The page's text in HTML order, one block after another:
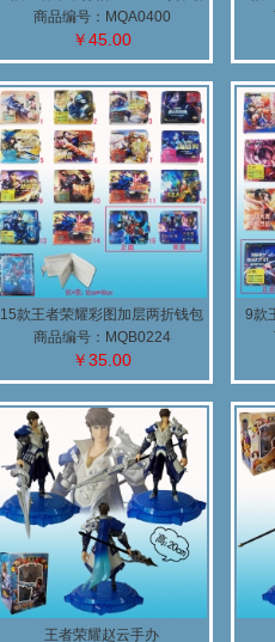
武器
商品编号：MQA0400
￥45.00
15款王者荣耀彩图加层两折钱包
商品编号：MQB0224
￥35.00
9款
王者荣耀赵云手办